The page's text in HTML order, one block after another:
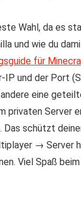
Wahl, da es
und wie du
für
IP und der Port
eine
privaten Server
Das schützt
→ Server
Viel Spaß